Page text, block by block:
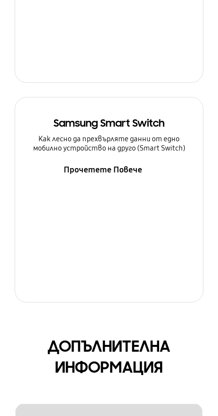
Samsung Smart Switch
Как лесно да прехвърляте данни от едно
мобилно устройство на друго (Smart Switch)
Прочетете Повече
ДОПЪЛНИТЕЛНА
ИНФОРМАЦИЯ